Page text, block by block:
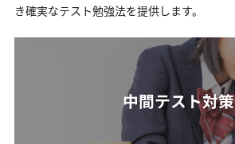
き確実なテスト勉強法を提供します。
中間テスト対策